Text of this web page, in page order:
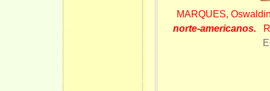
MARQUES,
norte-americanos.